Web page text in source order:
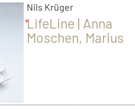
Nils Krüger
LifeLine | Anna
Moschen, Marius